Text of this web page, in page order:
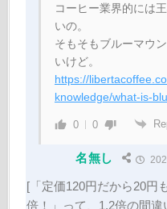
コーヒー業界的には
いの。
そもそもブルーマウ
いけど。
https://
knowledge/what-is-
0 0
名無し
[「定価120円だから20円
倍！」って、1.2倍の間違